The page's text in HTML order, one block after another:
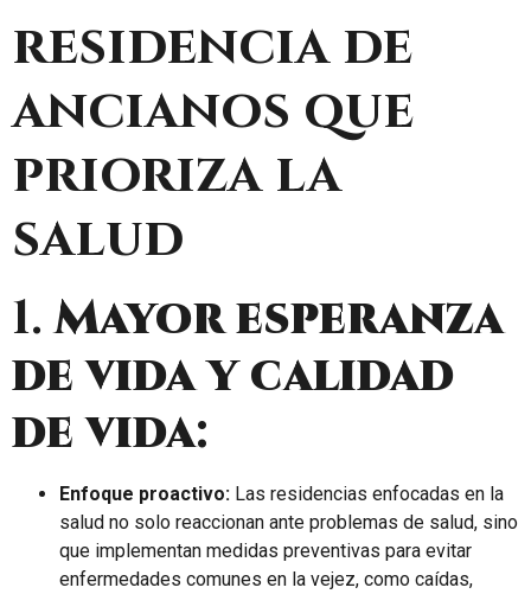
residencia de
ancianos que
prioriza la
salud
1.Mayor esperanza
de vida y calidad
de vida:
Enfoque proactivo: Las residencias enfocadas en la
salud no solo reaccionan ante problemas de salud, sino
que implementan medidas preventivas para evitar
enfermedades comunes en la vejez, como caídas,